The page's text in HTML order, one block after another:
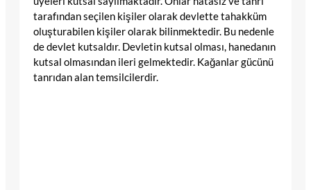
tarafından seçilen kişiler olarak devlette tahakküm
oluşturabilen kişiler olarak bilinmektedir. Bu nedenle
de devlet kutsaldır. Devletin kutsal olması, hanedanın
kutsal olmasından ileri gelmektedir. Kağanlar gücünü
tanrıdan alan temsilcilerdir.